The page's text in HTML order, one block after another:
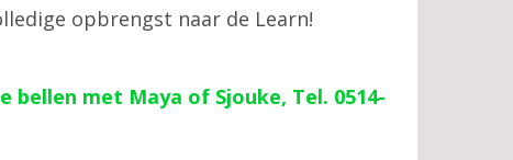
opbrengst naar de Learn!
bellen met Maya of Sjouke, Tel. 0514-